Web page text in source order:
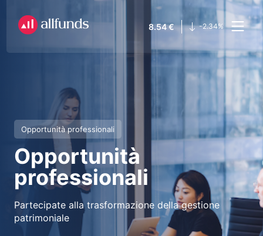
8.54€ -2.34%
Opportunità professionali
Opportunità
professionali
Partecipate alla trasformazione della gestione
patrimoniale